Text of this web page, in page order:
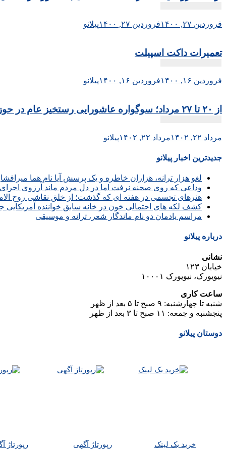
فروردین ۲۷, ۱۴۰۰ فروردین ۲۷, ۱۴۰۰ پیلانو
تعمیرات داکت اسپیلت
فروردین ۱۶, ۱۴۰۰ فروردین ۱۶, ۱۴۰۰ پیلانو
از ۲۰ تا ۲۷ مرداد؛ سوگواره عاشورایی رستخیز عام در حوزه هنری برپاست
مرداد ۲۲, ۱۴۰۲ مرداد ۲۲, ۱۴۰۲ پیلانو
جدیدترین اخبار پیلانو
لغو هزار ترانه، هزاران خاطره و یک پرسش آیا نام هما
وداعی که روی صحنه نرفت اما در دل مردم ماند آرزوی
هنرهای تجسمی در هفته ای که گذشت؛ از خلق نقاشی روح
کشف لکه های احتمالی خون در خانه سابق خواننده آمریکایی
مراسم یادمان دو نام ماندگار شعر، ترانه و موسیقی
درباره پیلانو
نشانی
خیابان ۱۲۳
نیویورک، نیویورک ۱۰۰۰۱
ساعت کاری
شنبه تا چهارشنبه: ۹ صبح تا ۵ بعد از ظهر
پنجشنبه و جمعه: ۱۱ صبح تا ۳ بعد از ظهر
دوستان پیلانو
خرید بک لینک رپورتاژ آگهی